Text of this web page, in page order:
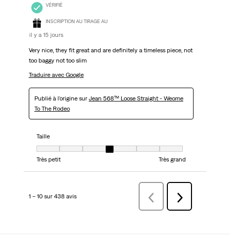
VÉRIFIÉ
INSCRIPTION AU TIRAGE AU
il y a 15 jours
Very nice, they fit great and are definitely a timeless piece, not
too baggy not too slim
Traduire avec Google
Publié à l'origine sur Jean 568™ Loose Straight - Weome
To The Rodeo
Taille
Taille, 4 sur 7, où 1 est égal à Très petit et 7 est égal à Très grand
Très petit
Très grand
1 – 10 sur 438 avis PrécédentavisSuivant
avis